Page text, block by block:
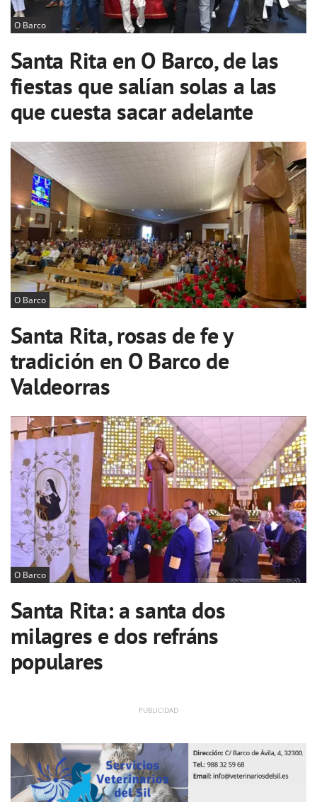
O Barco
Santa Rita en O Barco, de las
fiestas que salían solas a las
que cuesta sacar adelante
O Barco
Santa Rita, rosas de fe y
tradición en O Barco de
Valdeorras
O Barco
Santa Rita: a santa dos
milagres e dos refráns
populares